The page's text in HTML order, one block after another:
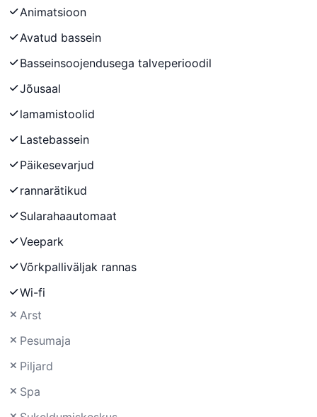
Animatsioon
Avatud bassein
Basseinsoojendusega talveperioodil
Jõusaal
lamamistoolid
Lastebassein
Päikesevarjud
rannarätikud
Sularahaautomaat
Veepark
Võrkpalliväljak rannas
Wi-fi
Arst
Pesumaja
Piljard
Spa